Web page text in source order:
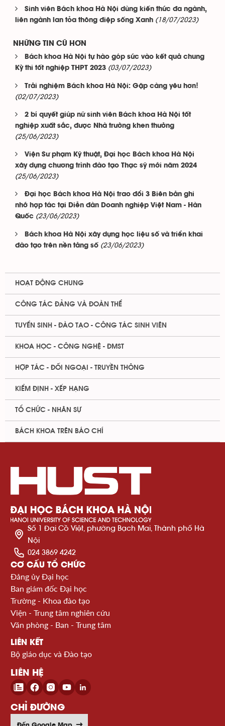
Sinh viên Bách khoa Hà Nội dùng kiến thức đa ngành,
liên ngành lan tỏa thông điệp sống Xanh (18/07/2023)
NHỮNG TIN CŨ HƠN
Bách khoa Hà Nội tự hào góp sức vào kết quả chung
Kỳ thi tốt nghiệp THPT 2023 (03/07/2023)
Trải nghiệm Bách khoa Hà Nội: Gặp càng yêu hơn!
(02/07/2023)
2 bí quyết giúp nữ sinh viên Bách khoa Hà Nội tốt
nghiệp xuất sắc, được Nhà trường khen thưởng
(25/06/2023)
Viện Sư phạm Kỹ thuật, Đại học Bách khoa Hà Nội
xây dựng chương trình đào tạo Thạc sỹ mới năm 2024
(25/06/2023)
Đại học Bách khoa Hà Nội trao đổi 3 Biên bản ghi
nhớ hợp tác tại Diễn đàn Doanh nghiệp Việt Nam - Hàn
Quốc (23/06/2023)
Bách khoa Hà Nội xây dựng học liệu số và triển khai
đào tạo trên nền tảng số (23/06/2023)
HOẠT ĐỘNG CHUNG
CÔNG TÁC ĐẢNG VÀ ĐOÀN THỂ
TUYỂN SINH - ĐÀO TẠO - CÔNG TÁC SINH VIÊN
KHOA HỌC - CÔNG NGHỆ - ĐMST
HỢP TÁC - ĐỐI NGOẠI - TRUYỀN THÔNG
KIỂM ĐỊNH - XẾP HẠNG
TỔ CHỨC - NHÂN SỰ
BÁCH KHOA TRÊN BÁO CHÍ
Số 1 Đại Cồ Việt, phường Bạch Mai, Thành phố Hà
Nội
024 3869 4242
CƠ CẤU TỔ CHỨC
Đảng ủy Đại học
Ban giám đốc Đại học
Trường - Khoa đào tạo
Viện - Trung tâm nghiên cứu
Văn phòng - Ban - Trung tâm
LIÊN KẾT
Bộ giáo dục và Đào tạo
LIÊN HỆ
CHỈ ĐƯỜNG